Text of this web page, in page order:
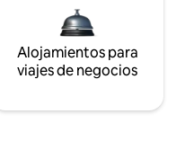
Alojamientos para
viajes de negocios